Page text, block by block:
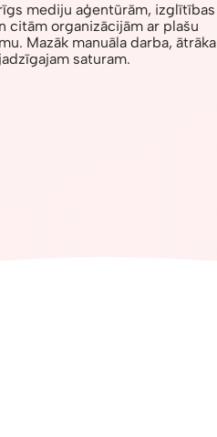
mediju aģentūrām, izglītības
citām organizācijām ar plašu
Mazāk manuāla darba, ātrāka
saturam.